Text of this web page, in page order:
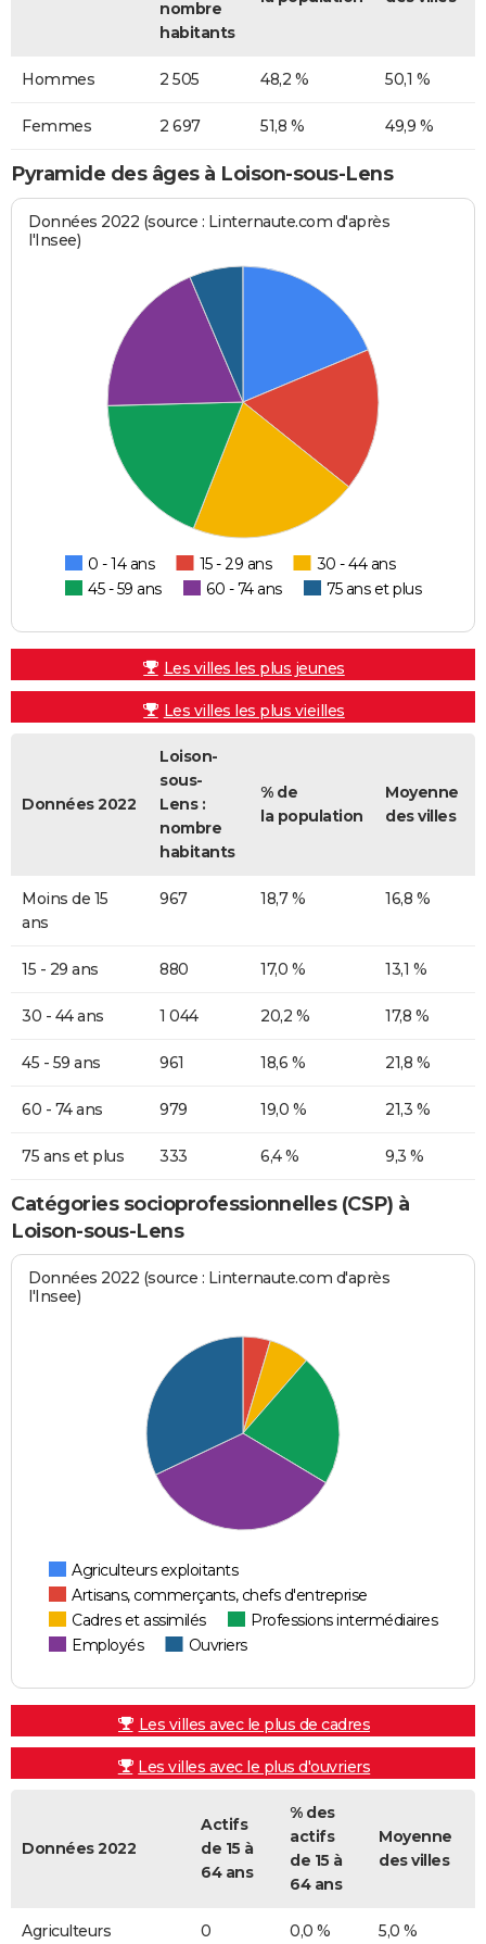
nombre
habitants
Hommes 2 505 48,2 % 50,1 %
Femmes 2 697 51,8 % 49,9 %
Pyramide des âges à Loison-sous-Lens
Données 2022 (source : Linternaute.com d'après
l'Insee)
0 - 14 ans 15 - 29 ans
30 - 44 ans
45 - 59 ans
60 - 74 ans 75 ans et plus
Les villes les plus jeunes
Les villes les plus vieilles
Données 2022
Loison-
sous-
Lens :
nombre
habitants
% de
la population
Moyenne
des villes
Moins de 15
ans
967 18,7 % 16,8 %
15 - 29 ans 880 17,0 % 13,1 %
30 - 44 ans 1 044 20,2 % 17,8 %
45 - 59 ans 961 18,6 % 21,8 %
60 - 74 ans 979 19,0 % 21,3 %
75 ans et plus 333 6,4 % 9,3 %
Catégories socioprofessionnelles (CSP) à
Loison-sous-Lens
Données 2022 (source : Linternaute.com d'après
l'Insee)
Agriculteurs exploitants
Artisans, commerçants, chefs d'entreprise
Cadres et assimilés
Professions intermédiaires
Employés
Ouvriers
Les villes avec le plus de cadres
Les villes avec le plus d'ouvriers
Données 2022
Actifs
de 15 à
64 ans
% des
actifs
de 15 à
64 ans
Moyenne
des villes
Agriculteurs
0 0,0 % 5,0 %